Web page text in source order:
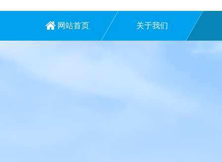
网站首页 关于我们